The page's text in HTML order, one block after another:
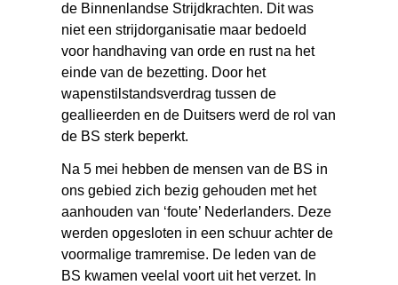
de Binnenlandse Strijdkrachten. Dit was
niet een strijdorganisatie maar bedoeld
voor handhaving van orde en rust na het
einde van de bezetting. Door het
wapenstilstandsverdrag tussen de
geallieerden en de Duitsers werd de rol van
de BS sterk beperkt.
Na 5 mei hebben de mensen van de BS in
ons gebied zich bezig gehouden met het
aanhouden van ‘foute’ Nederlanders. Deze
werden opgesloten in een schuur achter de
voormalige tramremise. De leden van de
BS kwamen veelal voort uit het verzet. In